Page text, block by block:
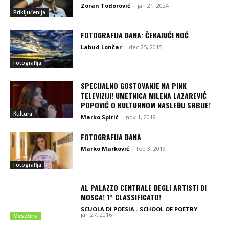
Priključenija
Zoran Todorović - jan 21, 2024
Fotografija
FOTOGRAFIJA DANA: ČEKAJUĆI NOĆ
Labud Lončar - dec 25, 2015
Kultura
SPECIJALNO GOSTOVANJE NA PINK
TELEVIZIJI! UMETNICA MILENA LAZAREVIĆ
POPOVIĆ O KULTURNOM NASLEĐU SRBIJE!
Marko Spirić - nov 1, 2019
Fotografija
FOTOGRAFIJA DANA
Marko Marković - feb 3, 2019
Mesečina
AL PALAZZO CENTRALE DEGLI ARTISTI DI
MOSCA! 1° CLASSIFICATO!
SCUOLA DI POESIA - SCHOOL OF POETRY -
jan 27, 2016